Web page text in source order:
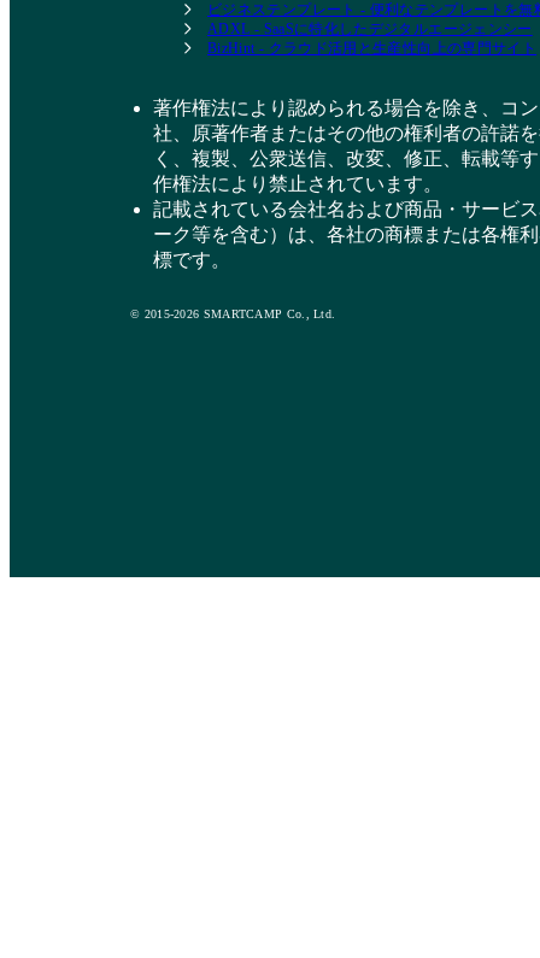
ビジネステンプレート - 便利なテンプレートを無
ADXL - SaaSに特化したデジタルエージェンシー
BizHint - クラウド活用と生産性向上の専門サイト
著作権法により認められる場合を除き、コ
社、原著作者またはその他の権利者の許諾
く、複製、公衆送信、改変、修正、転載等
作権法により禁止されています。
記載されている会社名および商品・サービ
ーク等を含む）は、各社の商標または各権
標です。
© 2015-2026 SMARTCAMP Co., Ltd.